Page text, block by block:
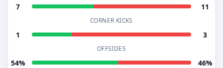
7 11
CORNER KICKS
1 3
OFFSIDES
54% 46%